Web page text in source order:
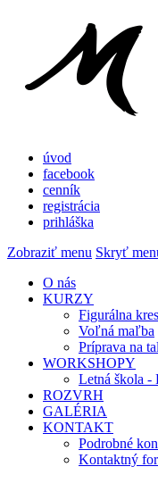
úvod
facebook
cenník
registrácia
prihláška
Zobraziť menu Skryť
O nás
KURZY
Figurálna
Voľná maľba
Príprava na
WORKSHOPY
Letná škola -
ROZVRH
GALÉRIA
KONTAKT
Podrobné
Kontaktný